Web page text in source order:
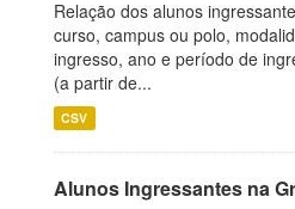
Relação dos alunos
curso, campus ou polo,
ingresso, ano e período de
(a partir de...
CSV
Alunos Ingressantes na